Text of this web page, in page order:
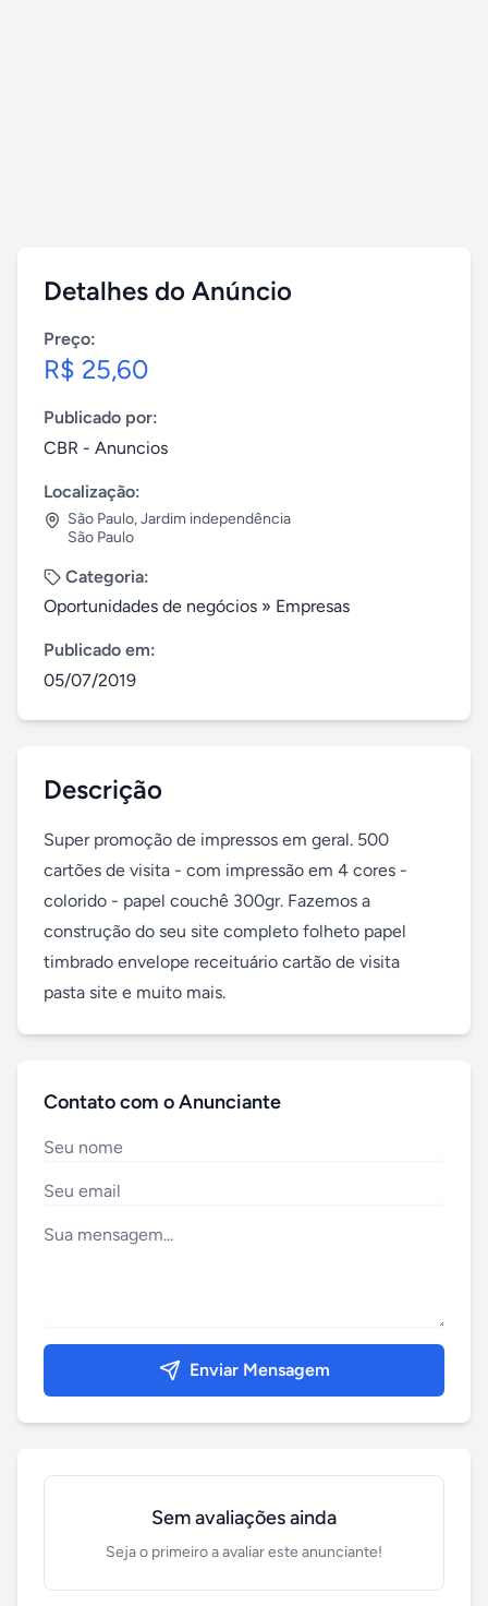
Detalhes do Anúncio
Preço:
R$ 25,60
Publicado por:
CBR - Anuncios
Localização:
São Paulo,Jardim independência
São Paulo
Categoria:
Oportunidades de negócios » Empresas
Publicado em:
05/07/2019
Descrição
Super promoção de impressos em geral. 500
cartões de visita - com impressão em 4 cores -
colorido - papel couchê 300gr. Fazemos a
construção do seu site completo folheto papel
timbrado envelope receituário cartão de visita
pasta site e muito mais.
Contato com o Anunciante
Enviar Mensagem
Sem avaliações ainda
Seja o primeiro a avaliar este anunciante!